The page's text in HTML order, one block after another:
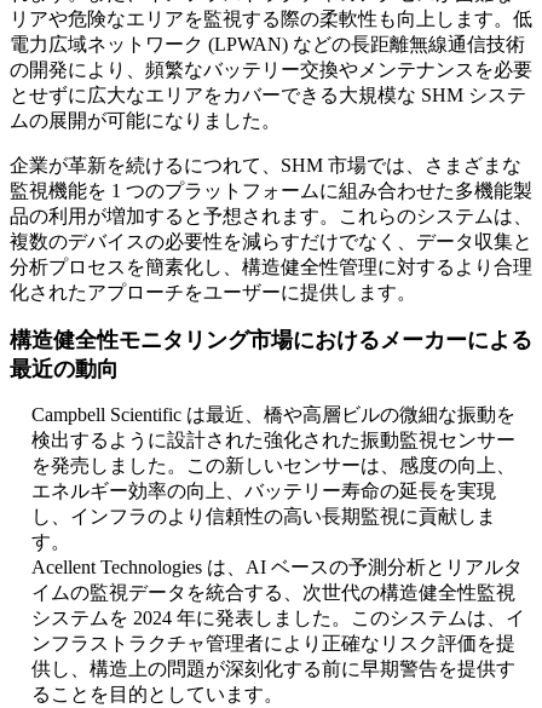
リアや危険なエリアを監視する際の柔軟性も向上します。低
電力広域ネットワーク (LPWAN) などの長距離無線通信技術
の開発により、頻繁なバッテリー交換やメンテナンスを必要
とせずに広大なエリアをカバーできる大規模な SHM システ
ムの展開が可能になりました。
企業が革新を続けるにつれて、SHM 市場では、さまざまな
監視機能を 1 つのプラットフォームに組み合わせた多機能製
品の利用が増加すると予想されます。これらのシステムは、
複数のデバイスの必要性を減らすだけでなく、データ収集と
分析プロセスを簡素化し、構造健全性管理に対するより合理
化されたアプローチをユーザーに提供します。
構造健全性モニタリング市場におけるメーカーによる
最近の動向
Campbell Scientific は最近、橋や高層ビルの微細な振動を
検出するように設計された強化された振動監視センサー
を発売しました。この新しいセンサーは、感度の向上、
エネルギー効率の向上、バッテリー寿命の延長を実現
し、インフラのより信頼性の高い長期監視に貢献しま
す。
Acellent Technologies は、AI ベースの予測分析とリアルタ
イムの監視データを統合する、次世代の構造健全性監視
システムを 2024 年に発表しました。このシステムは、イ
ンフラストラクチャ管理者により正確なリスク評価を提
供し、構造上の問題が深刻化する前に早期警告を提供す
ることを目的としています。